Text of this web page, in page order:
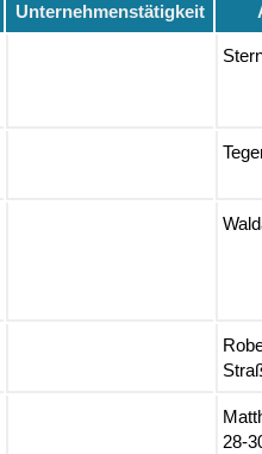
Unternehmenstätigkeit
28-